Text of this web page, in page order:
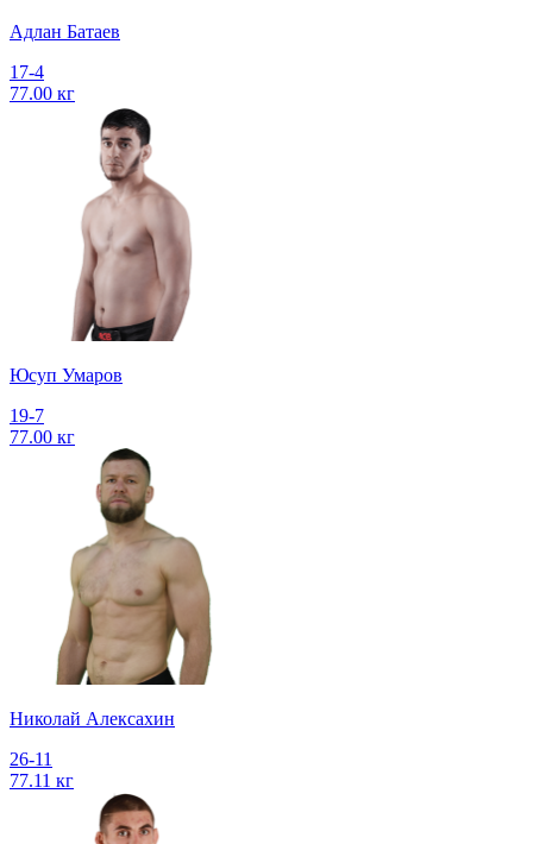
Адлан Батаев
17-4
77.00 кг
Юсуп Умаров
19-7
77.00 кг
Николай Алексахин
26-11
77.11 кг